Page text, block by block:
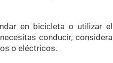
en bicicleta o utilizar el
conducir, considera
o eléctricos.